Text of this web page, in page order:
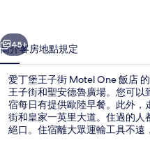
One
飯
店
的
相
個 下一個
45+
簡介客房地點規定
愛丁堡王子街 Motel One 飯店
王子街和聖安德魯廣場。您可
宿每日有提供歐陸早餐。此外，
街和皇家一英里大道。住過的
絕口。住宿離大眾運輸工具不